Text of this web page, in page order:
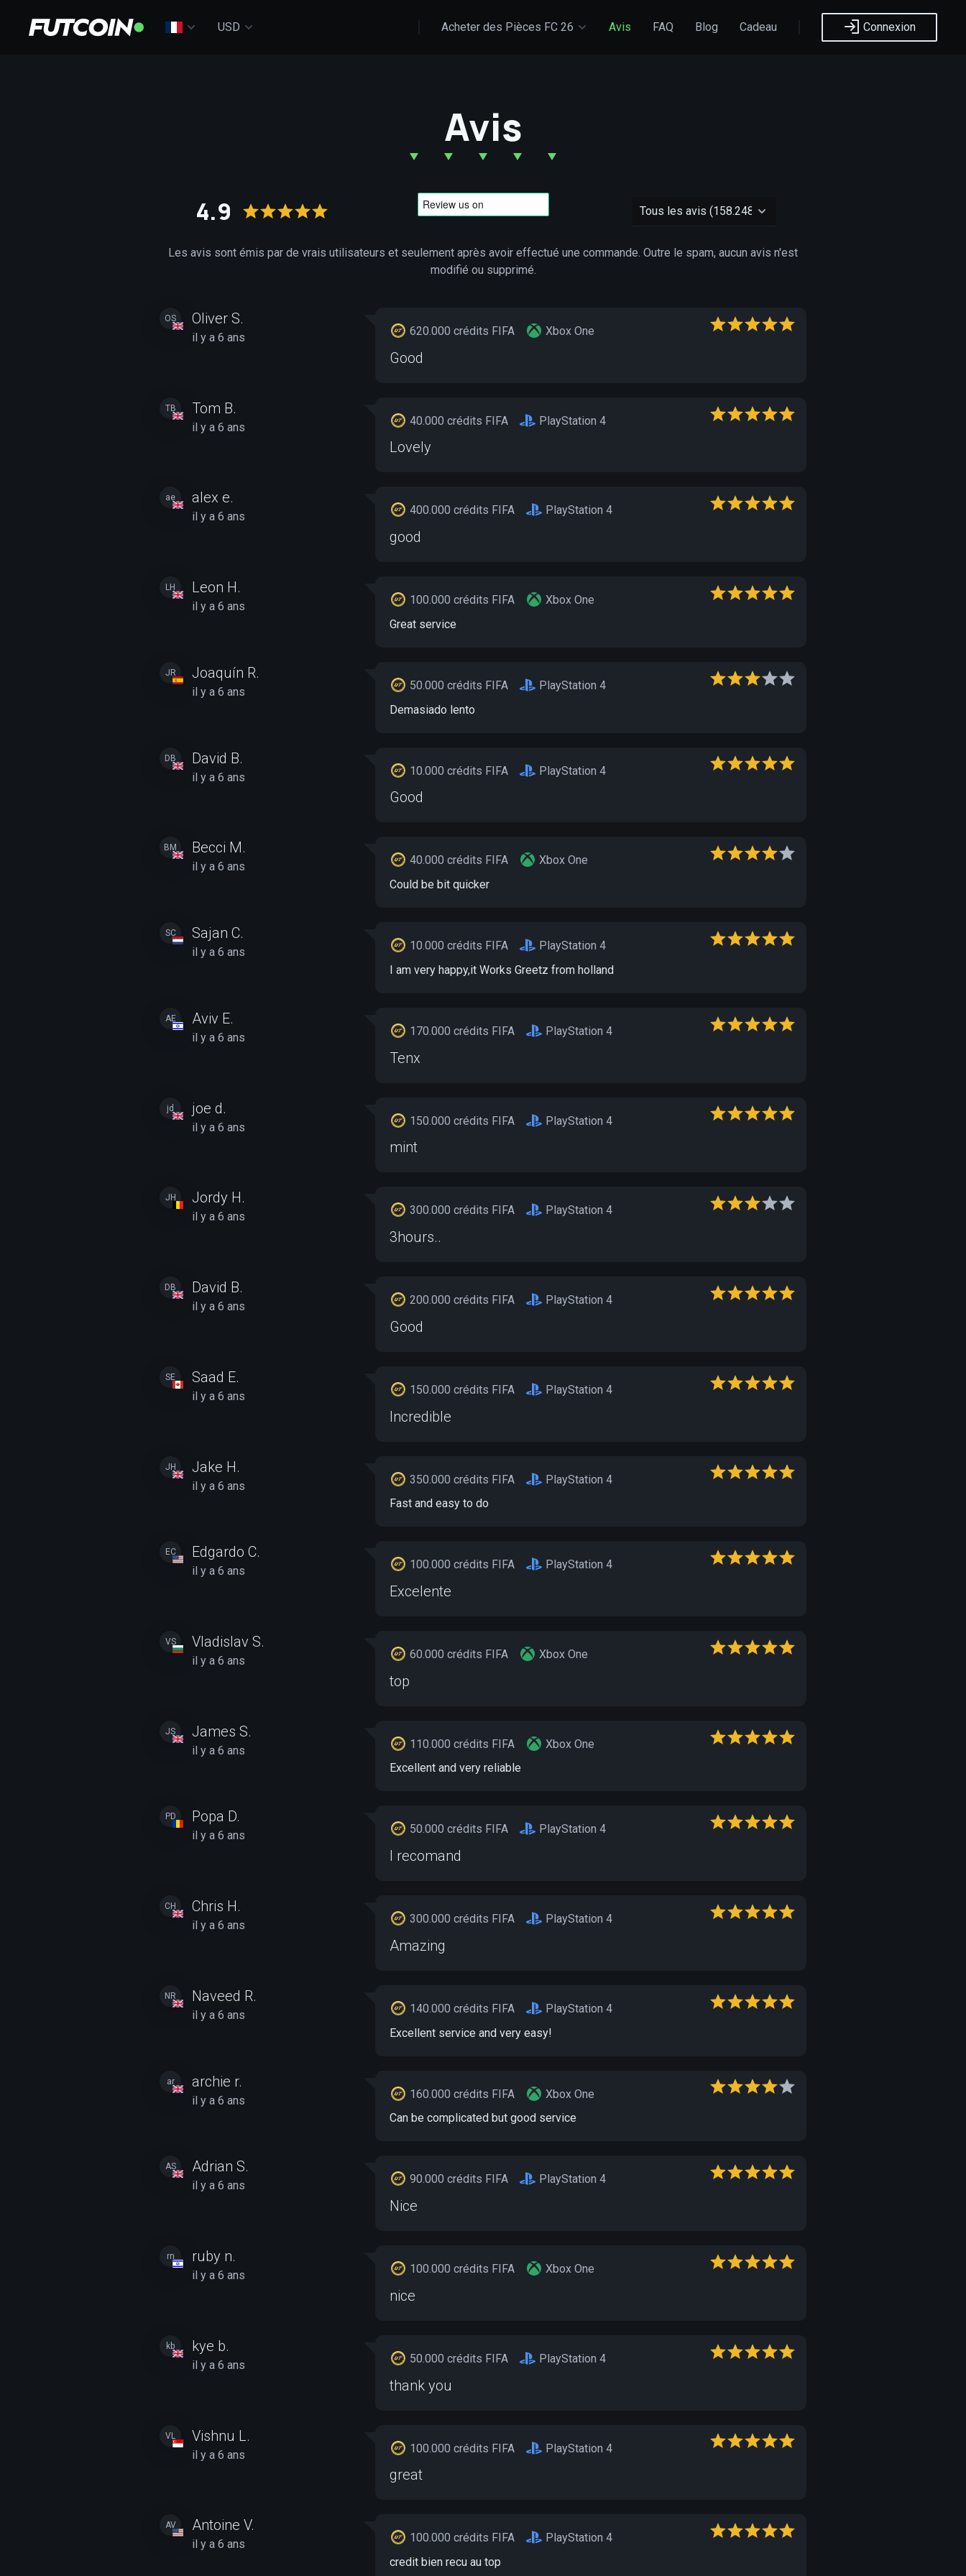
USD Acheter des Pièces FC 26 Avis FAQ Blog Cadeau Connexion
Avis
4.9
Les avis sont émis par de vrais utilisateurs et seulement après avoir effectué une commande. Outre le spam, aucun avis n'est
modifié ou supprimé.
OS Oliver S.
il y a 6 ans 620.000 crédits FIFA Xbox One
Good
TB Tom B.
il y a 6 ans 40.000 crédits FIFA PlayStation 4
Lovely
ae alex e.
il y a 6 ans 400.000 crédits FIFA PlayStation 4
good
LH Leon H.
il y a 6 ans 100.000 crédits FIFA
Xbox One
Great service
JR Joaquín R.
il y a 6 ans 50.000 crédits FIFA
PlayStation 4
Demasiado lento
DB David B.
il y a 6 ans 10.000 crédits FIFA PlayStation 4
Good
BM Becci M.
il y a 6 ans 40.000 crédits FIFA
Xbox One
Could be bit quicker
SC Sajan C.
il y a 6 ans 10.000 crédits FIFA
PlayStation 4
I am very happy,it Works Greetz from holland
AE Aviv E.
il y a 6 ans 170.000 crédits FIFA PlayStation 4
Tenx
jd joe d.
il y a 6 ans 150.000 crédits FIFA PlayStation 4
mint
JH Jordy H.
il y a 6 ans 300.000 crédits FIFA PlayStation 4
3hours..
DB David B.
il y a 6 ans 200.000 crédits FIFA PlayStation 4
Good
SE Saad E.
il y a 6 ans 150.000 crédits FIFA PlayStation 4
Incredible
JH Jake H.
il y a 6 ans 350.000 crédits FIFA
PlayStation 4
Fast and easy to do
EC Edgardo C.
il y a 6 ans 100.000 crédits FIFA PlayStation 4
Excelente
VS Vladislav S.
il y a 6 ans 60.000 crédits FIFA Xbox One
top
JS James S.
il y a 6 ans 110.000 crédits FIFA
Xbox One
Excellent and very reliable
PD Popa D.
il y a 6 ans 50.000 crédits FIFA PlayStation 4
I recomand
CH Chris H.
il y a 6 ans 300.000 crédits FIFA PlayStation 4
Amazing
NR Naveed R.
il y a 6 ans 140.000 crédits FIFA
PlayStation 4
Excellent service and very easy!
ar archie r.
il y a 6 ans 160.000 crédits FIFA
Xbox One
Can be complicated but good service
AS Adrian S.
il y a 6 ans 90.000 crédits FIFA PlayStation 4
Nice
rn ruby n.
il y a 6 ans 100.000 crédits FIFA Xbox One
nice
kb kye b.
il y a 6 ans 50.000 crédits FIFA PlayStation 4
thank you
VL Vishnu L.
il y a 6 ans 100.000 crédits FIFA PlayStation 4
great
AV Antoine V.
il y a 6 ans 100.000 crédits FIFA
PlayStation 4
credit bien recu au top